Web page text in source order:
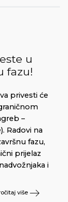
u
fazu!
privesti će
–
Radovi na
fazu,
prijelaz
i
više